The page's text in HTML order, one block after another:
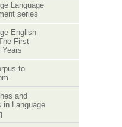
Language
series
English
First
Years
to
and
in Language